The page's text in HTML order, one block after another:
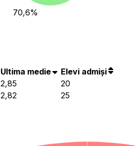
70,6%
Ultima medie
Elevi admiși
2,85
20
2,82
25